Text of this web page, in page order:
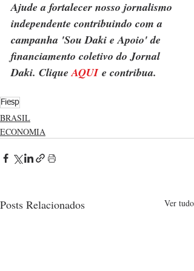
Ajude a fortalecer nosso jornalismo
independente contribuindo com a
campanha 'Sou Daki e Apoio' de
financiamento coletivo do Jornal
Daki. Clique AQUI e contribua.
Fiesp
BRASIL
ECONOMIA
Posts Relacionados Ver tudo